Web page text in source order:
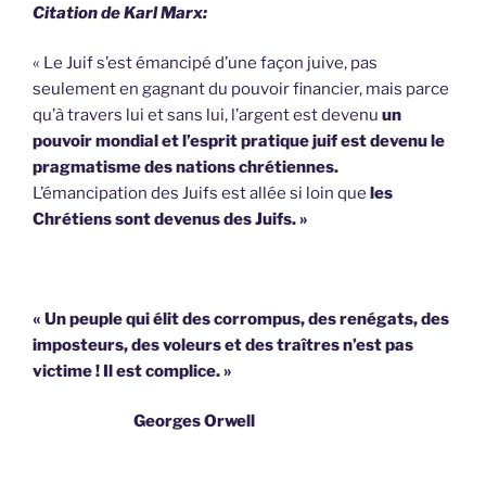
Citation de Karl Marx:
« Le Juif s’est émancipé d’une façon juive, pas
seulement en gagnant du pouvoir financier, mais parce
qu’à travers lui et sans lui, l’argent est devenu un
pouvoir mondial et l’esprit pratique juif est devenu le
pragmatisme des nations chrétiennes.
L’émancipation des Juifs est allée si loin que les
Chrétiens sont devenus des Juifs. »
« Un peuple qui élit des corrompus, des renégats, des
imposteurs, des voleurs et des traîtres n’est pas
victime ! Il est complice. »
Georges Orwell